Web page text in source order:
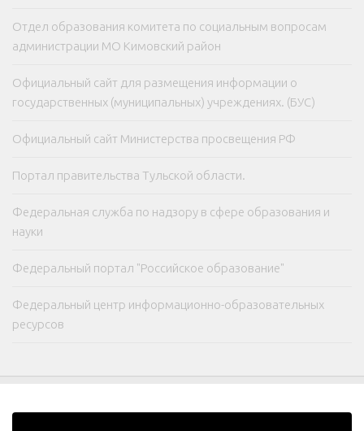
Отдел образования комитета по социальным вопросам
администрации МО Кимовский район
Официальный сайт для размещения информации о
государственных (муниципальных) учреждениях. (БУС)
Официальный сайт Министерства просвещения РФ
Портал правительства Тульской области.
Федеральная служба по надзору в сфере образования и
науки
Федеральный портал "Российское образование"
Федеральный центр информационно-образовательных
ресурсов